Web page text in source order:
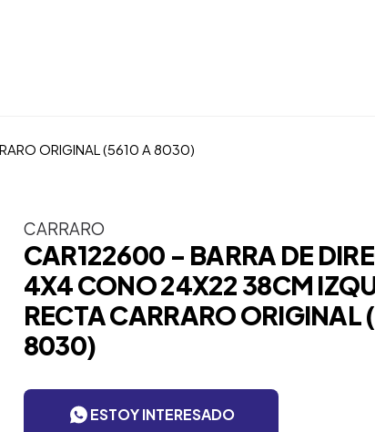
ORIGINAL (5610 A 8030)
CARRARO
CAR122600 - BARRA DE
4X4 CONO 24X22 38CM
RECTA CARRARO ORIGINAL
8030)
ESTOY INTERESADO